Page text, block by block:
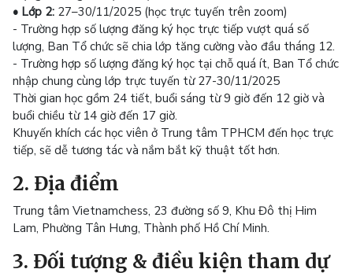
• Lớp 2: 27–30/11/2025 (học trực tuyến trên zoom)
- Trường hợp số lượng đăng ký học trực tiếp vượt quá số
lượng, Ban Tổ chức sẽ chia lớp tăng cường vào đầu tháng 12.
- Trường hợp số lượng đăng ký học tại chỗ quá ít, Ban Tổ chức
nhập chung cùng lớp trực tuyến từ 27-30/11/2025
Thời gian học gồm 24 tiết, buổi sáng từ 9 giờ đến 12 giờ và
buổi chiều từ 14 giờ đến 17 giờ.
Khuyến khích các học viên ở Trung tâm TPHCM đến học trực
tiếp, sẽ dễ tương tác và nắm bắt kỹ thuật tốt hơn.
2. Địa điểm
Trung tâm Vietnamchess, 23 đường số 9, Khu Đô thị Him
Lam, Phường Tân Hưng, Thành phố Hồ Chí Minh.
3. Đối tượng & điều kiện tham dự